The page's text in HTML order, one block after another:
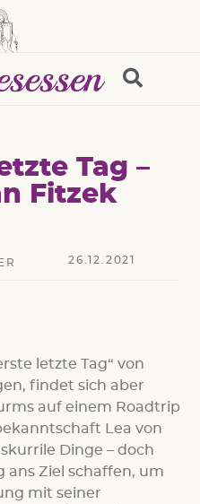
Tag –
Fitzek
26.12.2021
letzte Tag“ von
findet sich aber
auf einem Roadtrip
Lea von
Dinge – doch
ans Ziel schaffen, um
mit seiner